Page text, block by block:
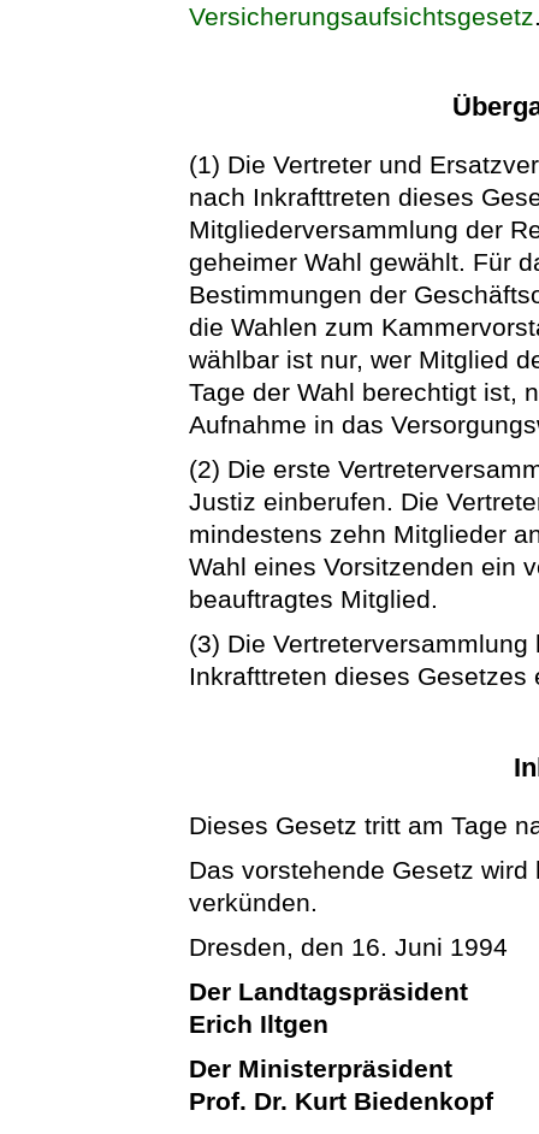
Versicherungsaufsichtsgesetz
(1) Die Vertreter und
nach Inkrafttreten dieses
Mitgliederversammlung der
geheimer Wahl gewählt. Für
Bestimmungen der
die Wahlen zum
wählbar ist nur, wer Mitglied
Tage der Wahl berechtigt ist,
Aufnahme in das
(2) Die erste
Justiz einberufen. Die
mindestens zehn Mitglieder
Wahl eines Vorsitzenden ein
beauftragtes Mitglied.
(3) Die
Inkrafttreten dieses
Dieses Gesetz tritt am Tage
Das vorstehende Gesetz
verkünden.
Dresden, den 16. Juni 1994
Der Landtagspräsident
Erich Iltgen
Der Ministerpräsident
Prof. Dr. Kurt Biedenkopf